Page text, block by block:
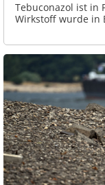
Tebuconazol ist in
Wirkstoff wurde in